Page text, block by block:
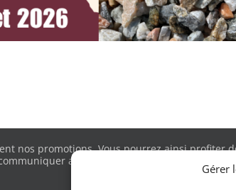
Gérer
nos promotions. Vous pourrez ainsi profiter
avec nous pour obtenir tous les